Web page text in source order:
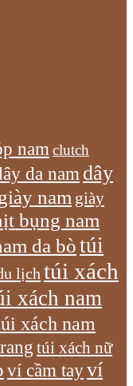
nam clutch
da nam dây
nam giày
bụng nam
da bòtúi
lịch túi xách
xách nam
xách nam
túi xách nữ
ví cầm tayví